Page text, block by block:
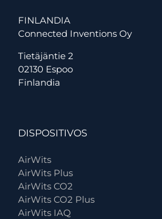
FINLANDIA
Connected Inventions Oy
Tietäjäntie 2
02130 Espoo
Finlandia
DISPOSITIVOS
AirWits
AirWits Plus
AirWits CO2
AirWits CO2 Plus
AirWits IAQ